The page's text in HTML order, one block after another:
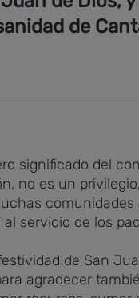
de
significado del
no es un
servicio de los
de San
agradecer